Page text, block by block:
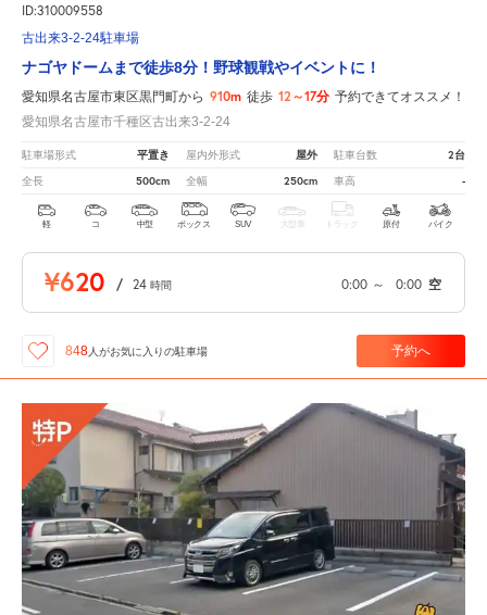
ID:310009558
古出来3-2-24駐車場
ナゴヤドームまで徒歩8分！野球観戦やイベントに！
愛知県名古屋市東区黒門町から 910m 徒歩 12～17分 予約できてオススメ！
愛知県名古屋市千種区古出来3-2-24
駐車場形式 平置き 屋内外形式 屋外 駐車台数 2台
全長 500cm 全幅 250cm 車高 -
軽 コ 中型 ボックス SUV 大型車 トラック 原付 バイク
¥620 / 24 時間 0:00 ～ 0:00 空
848 人がお気に入りの駐車場 予約へ